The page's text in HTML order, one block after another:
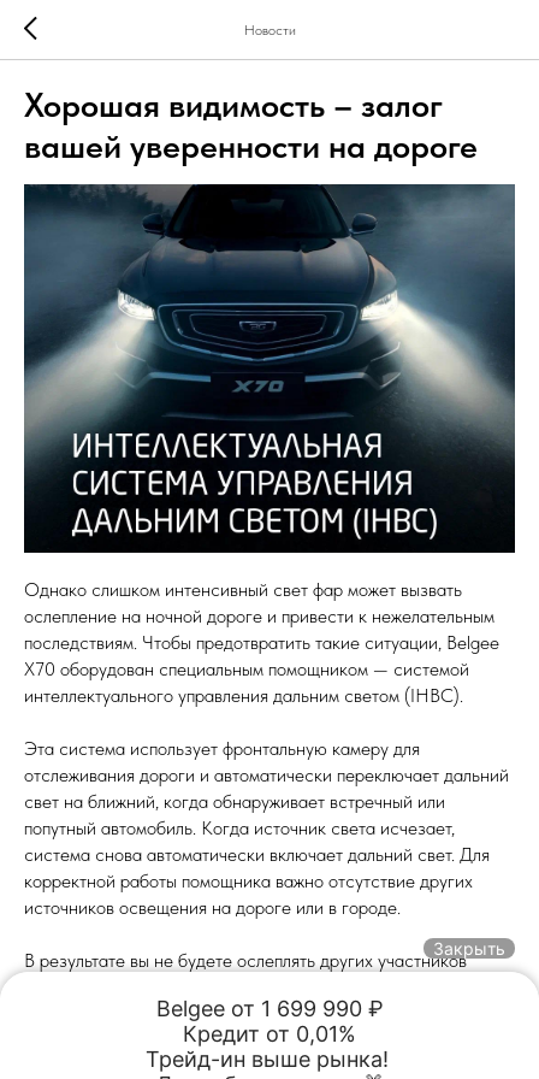
Новости
Хорошая видимость – залог
вашей уверенности на дороге
Однако слишком интенсивный свет фар может вызвать
ослепление на ночной дороге и привести к нежелательным
последствиям. Чтобы предотвратить такие ситуации, Belgee
Х70 оборудован специальным помощником — системой
интеллектуального управления дальним светом (IHBC).
Эта система использует фронтальную камеру для
отслеживания дороги и автоматически переключает дальний
свет на ближний, когда обнаруживает встречный или
попутный автомобиль. Когда источник света исчезает,
система снова автоматически включает дальний свет. Для
корректной работы помощника важно отсутствие других
источников освещения на дороге или в городе.
В результате вы не будете ослеплять других участников
Закрыть
Belgee от 1 699 990 ₽
Кредит от 0,01%
Трейд-ин выше рынка!
Акции Заказать